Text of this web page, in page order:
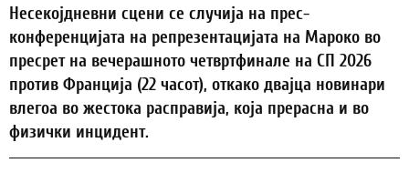
Несекојдневни сцени се случија на прес-
конференцијата на репрезентацијата на Мароко во
пресрет на вечерашното четвртфинале на СП 2026
против Франција (22 часот), откако двајца новинари
влегоа во жестока расправија, која прерасна и во
физички инцидент.